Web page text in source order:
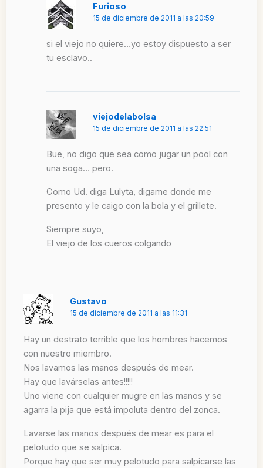
Furioso
15 de diciembre de 2011 a las 20:59
si el viejo no quiere…yo estoy dispuesto a ser
tu esclavo..
viejodelabolsa
15 de diciembre de 2011 a las 22:51
Bue, no digo que sea como jugar un pool con
una soga… pero.
Como Ud. diga Lulyta, digame donde me
presento y le caigo con la bola y el grillete.
Siempre suyo,
El viejo de los cueros colgando
Gustavo
15 de diciembre de 2011 a las 11:31
Hay un destrato terrible que los hombres hacemos
con nuestro miembro.
Nos lavamos las manos después de mear.
Hay que lavárselas antes!!!!!
Uno viene con cualquier mugre en las manos y se
agarra la pija que está impoluta dentro del zonca.
Lavarse las manos después de mear es para el
pelotudo que se salpica.
Porque hay que ser muy pelotudo para salpicarse las